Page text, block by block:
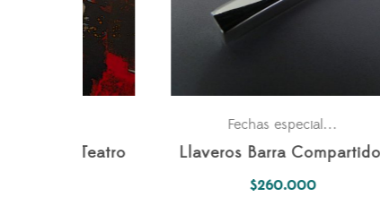
,Personales
Llavero Piano